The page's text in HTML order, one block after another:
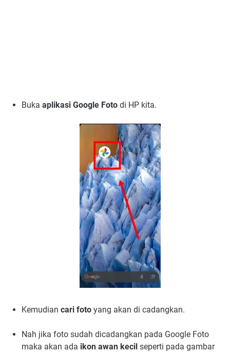
Buka aplikasi Google Foto di HP kita.
Kemudian cari foto yang akan di cadangkan.
Nah jika foto sudah dicadangkan pada Google Foto
maka akan ada ikon awan kecil seperti pada gambar